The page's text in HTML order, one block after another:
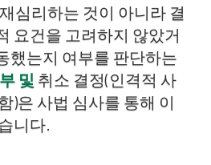
심리하는 것이 아니라 결
요건을 고려하지 않았거
했는지 여부를 판단하는
및 취소 결정(인격적 사
)은 사법 심사를 통해 이
니다.